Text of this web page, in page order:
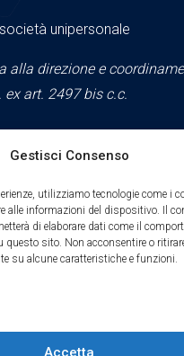
Gestisci Consenso
utilizziamo tecnologie come i
alle informazioni del dispositivo. Il
di elaborare dati come il
questo sito. Non acconsentire o
su alcune caratteristiche e funzioni.
Accetta
unipersonale
alla direzione e
ex art. 2497 bis c.c.